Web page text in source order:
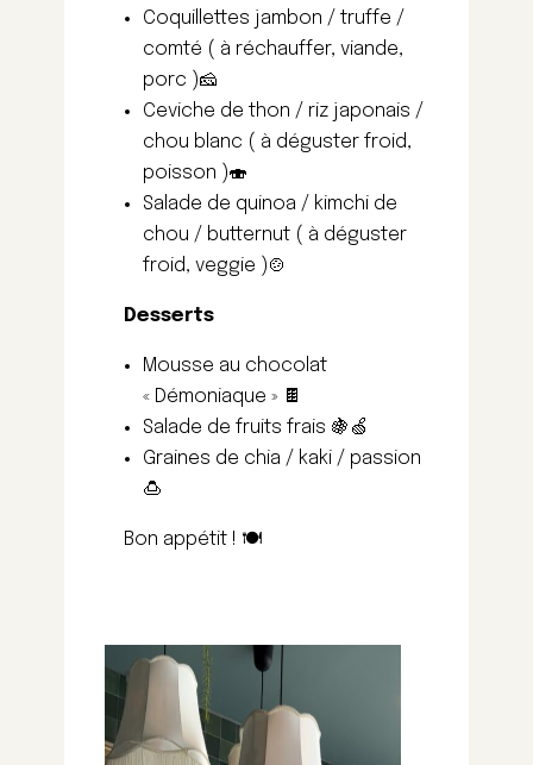
Coquillettes jambon / truffe /
comté ( à réchauffer, viande,
porc )🧀
Ceviche de thon / riz japonais /
chou blanc ( à déguster froid,
poisson )🍣
Salade de quinoa / kimchi de
chou / butternut ( à déguster
froid, veggie )🍲
Desserts
Mousse au chocolat
« Démoniaque » 🍫
Salade de fruits frais 🍇🍏
Graines de chia / kaki / passion
🍮
Bon appétit ! 🍽️